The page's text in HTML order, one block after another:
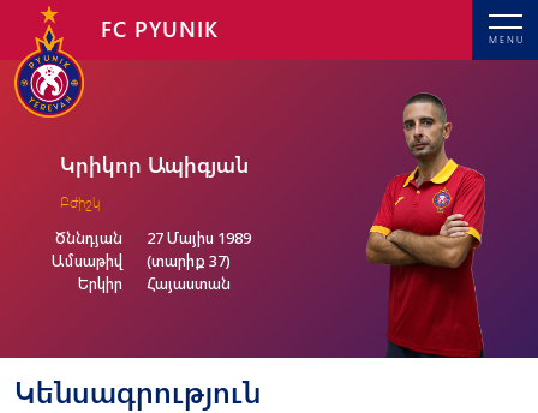
MENU
FC PYUNIK
Կրիկոր Ապիգյան
Բժիշկ
Ծննդյան
Ամսաթիվ
Երկիր
27 Մայիս 1989
(տարիք 37)
Հայաստան
Կենսագրություն